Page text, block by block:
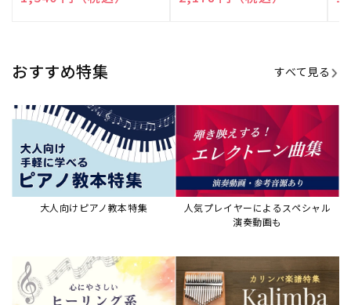
おすすめ特集 すべて見る
大人向けピアノ教本特集
人気プレイヤーによるスペシャル
演奏動画も